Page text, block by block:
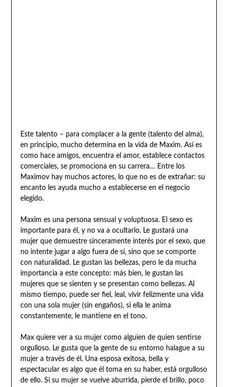
Este talento – para complacer a la gente (talento del alma),
en principio, mucho determina en la vida de Maxim. Así es
como hace amigos, encuentra el amor, establece contactos
comerciales, se promociona en su carrera… Entre los
Maximov hay muchos actores, lo que no es de extrañar: su
encanto les ayuda mucho a establecerse en el negocio
elegido.
Maxim es una persona sensual y voluptuosa. El sexo es
importante para él, y no va a ocultarlo. Le gustará una
mujer que demuestre sinceramente interés por el sexo, que
no intente jugar a algo fuera de sí, sino que se comporte
con naturalidad. Le gustan las bellezas, pero le da mucha
importancia a este concepto: más bien, le gustan las
mujeres que se sienten y se presentan como bellezas. Al
mismo tiempo, puede ser fiel, leal, vivir felizmente una vida
con una sola mujer (sin engaños), si ella le anima
constantemente, le mantiene en el tono.
Max quiere ver a su mujer como alguien de quien sentirse
orgulloso. Le gusta que la gente de su entorno halague a su
mujer a través de él. Una esposa exitosa, bella y
espectacular es algo que él toma en su haber, está orgulloso
de ello. Si su mujer se vuelve aburrida, pierde el brillo, poco